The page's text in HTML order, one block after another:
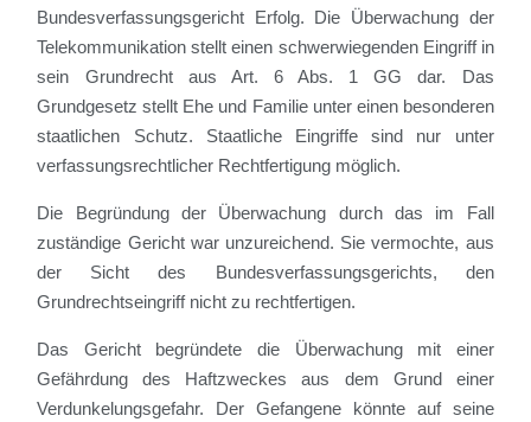
Bundesverfassungsgericht Erfolg. Die Überwachung der
Telekommunikation stellt einen schwerwiegenden Eingriff in
sein Grundrecht aus Art. 6 Abs. 1 GG dar. Das
Grundgesetz stellt Ehe und Familie unter einen besonderen
staatlichen Schutz. Staatliche Eingriffe sind nur unter
verfassungsrechtlicher Rechtfertigung möglich.
Die Begründung der Überwachung durch das im Fall
zuständige Gericht war unzureichend. Sie vermochte, aus
der Sicht des Bundesverfassungsgerichts, den
Grundrechtseingriff nicht zu rechtfertigen.
Das Gericht begründete die Überwachung mit einer
Gefährdung des Haftzweckes aus dem Grund einer
Verdunkelungsgefahr. Der Gefangene könnte auf seine